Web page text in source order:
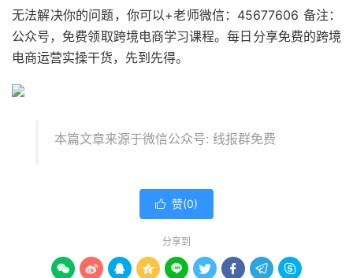
无法解决你的问题，你可以+老师微信：45677606 备注：
公众号，免费领取跨境电商学习课程。每日分享免费的跨境
电商运营实操干货，先到先得。
本篇文章来源于微信公众号: 线报群免费
 赞(0)
分享到
        